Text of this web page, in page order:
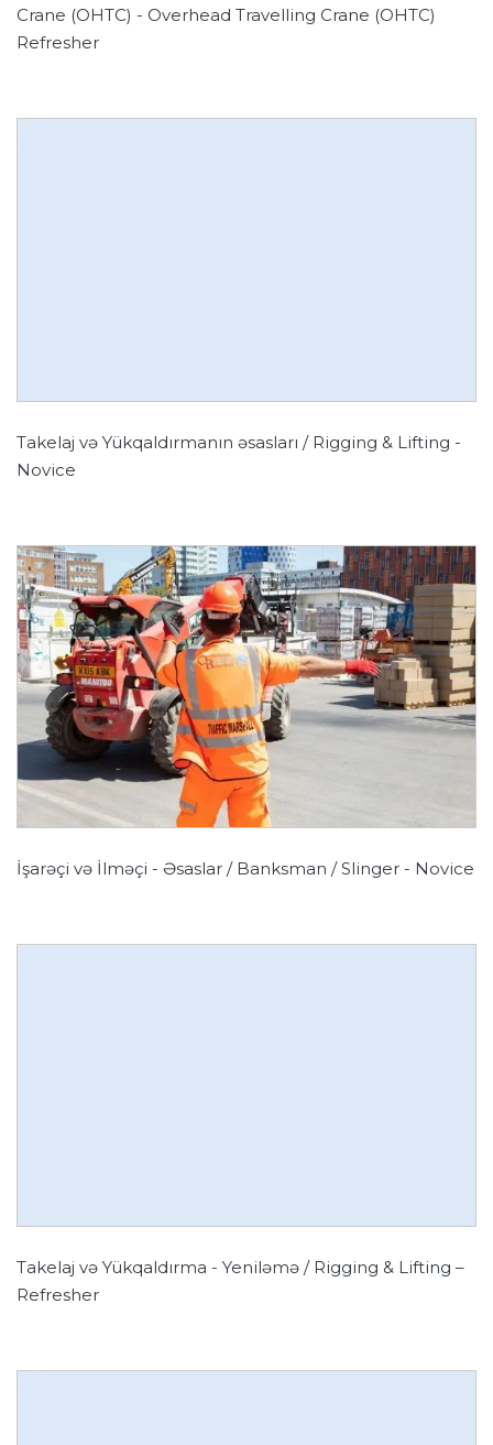
Crane (OHTC) - Overhead Travelling Crane (OHTC)
Refresher
Takelaj və Yükqaldırmanın əsasları / Rigging & Lifting -
Novice
İşarəçi və İlməçi - Əsaslar / Banksman / Slinger - Novice
Takelaj və Yükqaldırma - Yeniləmə / Rigging & Lifting –
Refresher